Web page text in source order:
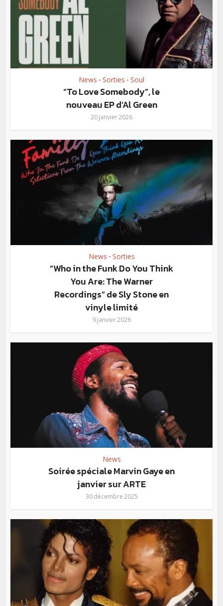
News • Sorties • Soul
“To Love Somebody”, le
nouveau EP d’Al Green
20 janvier 2026
News • Sorties
“Who in the Funk Do You Think
You Are: The Warner
Recordings” de Sly Stone en
vinyle limité
9 janvier 2026
News
Soirée spéciale Marvin Gaye en
janvier sur ARTE
30 décembre 2025